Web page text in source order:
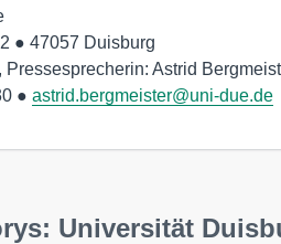
● 47057 Duisburg
Pressesprecherin: Astrid
● astrid.bergmeister@uni-due.de
Universität